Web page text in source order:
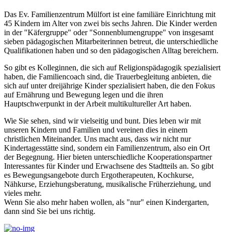
Das Ev. Familienzentrum Mülfort ist eine familiäre Einrichtung mit
45 Kindern im Alter von zwei bis sechs Jahren. Die Kinder werden
in der "Käfergruppe" oder "Sonnenblumengruppe" von insgesamt
sieben pädagogischen Mitarbeiterinnen betreut, die unterschiedliche
Qualifikationen haben und so den pädagogischen Alltag bereichern.
So gibt es Kolleginnen, die sich auf Religionspädagogik spezialisiert
haben, die Familiencoach sind, die Trauerbegleitung anbieten, die
sich auf unter dreijährige Kinder spezialisiert haben, die den Fokus
auf Ernährung und Bewegung legen und die ihren
Hauptschwerpunkt in der Arbeit multikultureller Art haben.
Wie Sie sehen, sind wir vielseitig und bunt. Dies leben wir mit
unseren Kindern und Familien und vereinen dies in einem
christlichen Miteinander. Uns macht aus, dass wir nicht nur
Kindertagesstätte sind, sondern ein Familienzentrum, also ein Ort
der Begegnung. Hier bieten unterschiedliche Kooperationspartner
Interessantes für Kinder und Erwachsene des Stadtteils an. So gibt
es Bewegungsangebote durch Ergotherapeuten, Kochkurse,
Nähkurse, Erziehungsberatung, musikalische Früherziehung, und
vieles mehr.
Wenn Sie also mehr haben wollen, als "nur" einen Kindergarten,
dann sind Sie bei uns richtig.